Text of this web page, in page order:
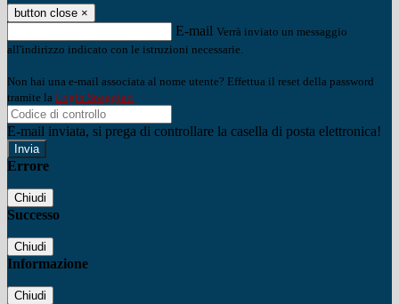
button close ×
E-mail Verrà inviato un messaggio
all'indirizzo indicato con le istruzioni necessarie.
Non hai una e-mail associata al nome utente? Effettua il reset della password
tramite la Login Spaggiari
E-mail inviata, si prega di controllare la casella di posta elettronica!
Errore
Chiudi
Successo
Chiudi
Informazione
Chiudi